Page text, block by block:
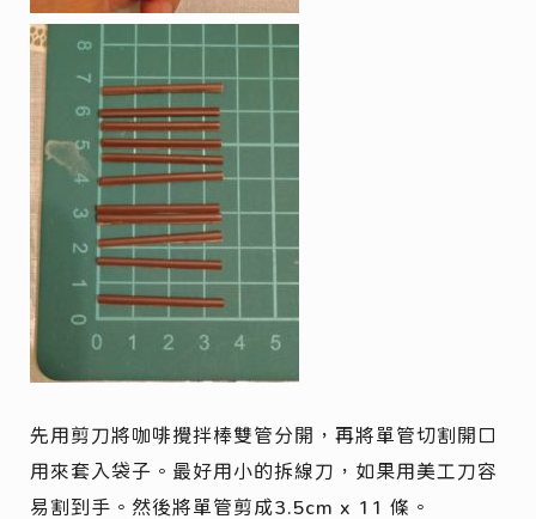
先用剪刀將咖啡攪拌棒雙管分開，再將單管切割開口
用來套入袋子。最好用小的拆線刀 ，如果用美工刀容
易割到手。然後將單管剪成3.5cm x 11 條。